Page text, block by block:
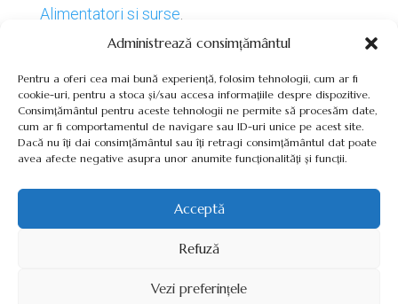
Administrează consimțământul
Pentru a oferi cea mai bună experiență, folosim tehnologii, cum ar fi
cookie-uri, pentru a stoca și/sau accesa informațiile despre dispozitive.
Consimțământul pentru aceste tehnologii ne permite să procesăm date,
cum ar fi comportamentul de navigare sau ID-uri unice pe acest site.
Dacă nu îți dai consimțământul sau îți retragi consimțământul dat poate
avea afecte negative asupra unor anumite funcționalități și funcții.
Acceptă
Refuză
Vezi preferințele
Alimentatori si surse
Termeni, Condiții & Protecția Datelor (GDPR)
DREPTURILE REZERVATE